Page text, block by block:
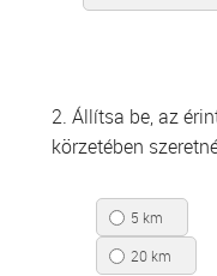
2. Állítsa be, az
körzetében
5 km
20 km